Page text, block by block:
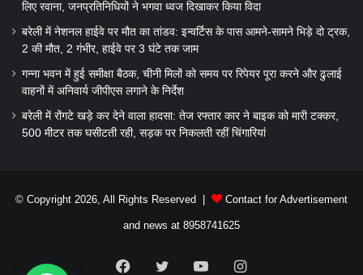
लिए रवाना, जनप्रतिनिधियों ने भगवा ध्वज दिखाकर किया विदा
बरेली में नेशनल हाईवे पर मौत का तांडव: इन्वर्टिस के पास आमने-सामने भिड़े दो ट्रक,
2 की मौत, 2 गंभीर, हाईवे पर 3 घंटे तक जाम
गन्ना भवन में हुई समीक्षा बैठक, चीनी मिलों को समय पर रिपेयर पूरा करने और ढुलाई
वाहनों में अनिवार्य जीपीएस लगाने के निर्देश
बरेली में रोंगटे खड़े कर देने वाला हादसा: तेज रफ्तार कार ने बाइक को मारी टक्कर,
500 मीटर तक घसीटती रही, सड़क पर निकलती रहीं चिंगारियां
© Copyright 2026, All Rights Reserved | Contact for Advertisement
and news at 8958741625
FacebookTwitterYouTubeInstagram